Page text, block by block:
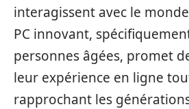
interagissent avec le
PC innovant,
personnes âgées, promet
leur expérience en ligne
rapprochant les